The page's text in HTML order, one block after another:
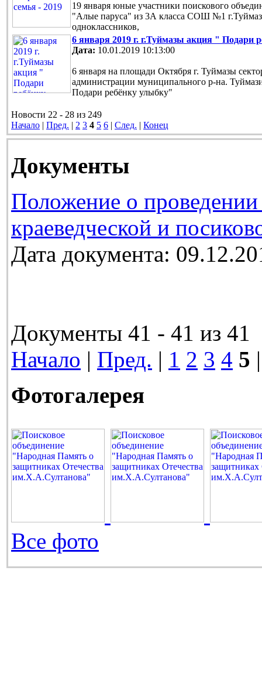
19 января юные участники поискового
"Алые паруса" из 3А класса СОШ №1
одноклассников,
6 января 2019 г. г.Туймазы акция " Подари
Дата: 10.01.2019 10:13:00
6 января на площади Октября г. Туймазы
администрации муниципального р-на.
Подари ребёнку улыбку"
Новости 22 - 28 из 249
Начало | Пред. | 2 3 4 5 6 | След. | Конец
Документы
Положение о проведении
краеведческой и
Дата документа:
Документы 41 - 41 из 41
Начало | Пред. | 1 2 3 4 5
Фотогалерея
Все фото